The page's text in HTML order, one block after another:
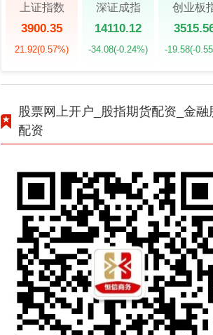
上证指数
3900.35
21.92(0.57%)
深证成指
14110.12
-34.08(-0.24%)
创业板
-19.58(-
股票网上开户_股指期货配资_金融
配资